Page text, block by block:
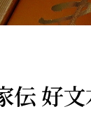
伝 好文